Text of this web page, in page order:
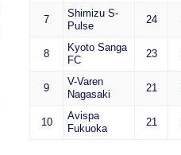
7
Shimizu S-
Pulse
24
8
Kyoto Sanga
FC
23
9
V-Varen
Nagasaki
21
10
Avispa
Fukuoka
21